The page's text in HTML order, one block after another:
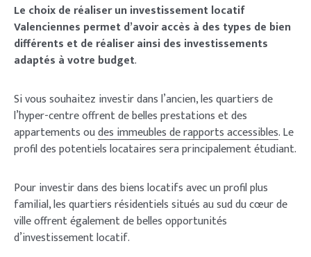
Le choix de réaliser un investissement locatif
Valenciennes permet d’avoir accès à des types de bien
différents et de réaliser ainsi des investissements
adaptés à votre budget.
Si vous souhaitez investir dans l’ancien, les quartiers de
l’hyper-centre offrent de belles prestations et des
appartements oudes immeubles de rapports accessibles. Le
profil des potentiels locataires sera principalement étudiant.
Pour investir dans des biens locatifs avec un profil plus
familial, les quartiers résidentiels situés au sud du cœur de
ville offrent également de belles opportunités
d’investissement locatif.